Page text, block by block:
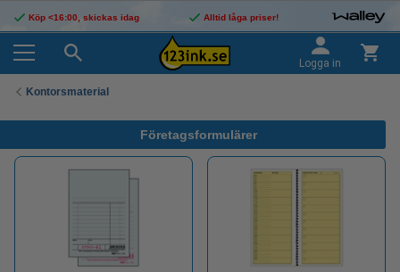
Köp <16:00, skickas idag Alltid låga priser!
Logga in
Kontorsmaterial
Företagsformulärer